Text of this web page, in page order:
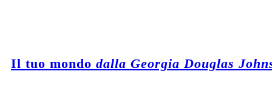
Il tuo mondo dalla Georgia Douglas